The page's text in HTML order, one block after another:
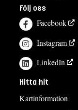
Följ oss
Facebook
Instagram
LinkedIn
Hitta hit
Kartinformation